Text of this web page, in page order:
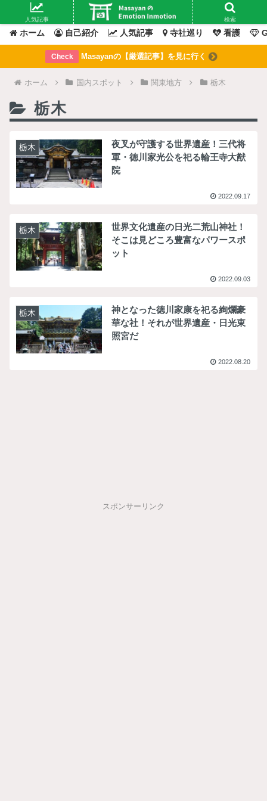
Masayanの「感情」が動いたその「瞬間」を綴るブログ
ホーム 自己紹介 人気記事 寺社巡り 看護
Check Masayanの【厳選記事】を見に行く
ホーム 国内スポット 関東地方 栃木
栃木
栃木
夜叉が守護する世界遺産！三代将
軍・徳川家光公を祀る輪王寺大猷
院
2022.09.17
栃木
世界文化遺産の日光二荒山神社！
そこは見どころ豊富なパワースポ
ット
2022.09.03
栃木
神となった徳川家康を祀る絢爛豪
華な社！それが世界遺産・日光東
照宮だ
2022.08.20
スポンサーリンク
人気記事 検索